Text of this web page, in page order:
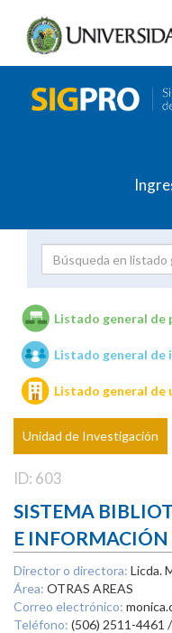
Unidades de
Listado general de
Listado general de
Listado general de
Unidad de Investigación
ID: 603
SISTEMA
E INFORMACIÓN
Director o directora: Licda.
Área: OTRAS AREAS
Correo electrónico:
Teléfono: (506) 2511-4461